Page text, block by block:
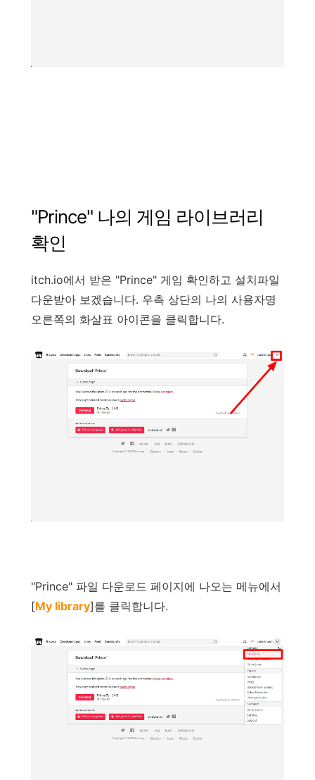
"Prince" 나의 게임 라이브러리
확인
itch.io에서 받은 "Prince" 게임 확인하고 설치파일
다운받아 보겠습니다. 우측 상단의 나의 사용자명
오른쪽의 화살표 아이콘을 클릭합니다.
"Prince" 파일 다운로드 페이지에 나오는 메뉴에서
[My library]를 클릭합니다.